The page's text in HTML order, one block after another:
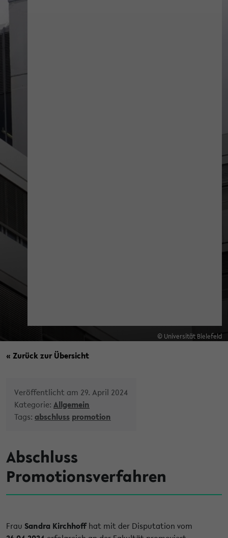
© Universität Bielefeld
« Zurück zur Übersicht
Veröffentlicht am 29. April 2024
Kategorie: Allgemein
Tags: abschluss promotion
Abschluss
Promotionsverfahren
Frau Sandra Kirchhoffhat mit der Disputation vom